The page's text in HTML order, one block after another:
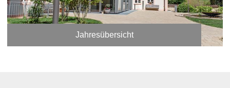
Jahresübersicht